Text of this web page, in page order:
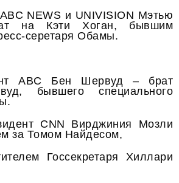
NEWS и UNIVISION Мэтью
на Кэти Хоган, бывшим
серетаря Обамы.
ABC Бен Шервуд – брат
бывшего специального
CNN Вирджиния Мозли
за Томом Найдесом,
Госсекретаря Хиллари